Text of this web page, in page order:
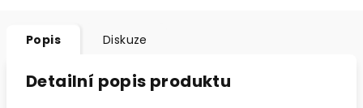
Popis Diskuze
Detailní popis produktu